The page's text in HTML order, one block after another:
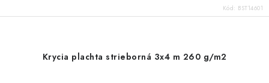
Kód: BST14601
Krycia plachta strieborná 3x4 m 260 g/m2